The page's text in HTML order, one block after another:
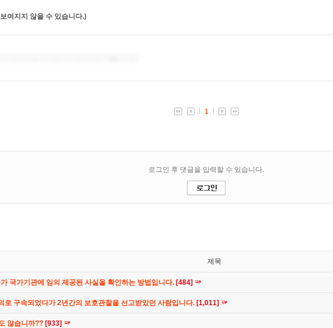
여지지 않을 수 있습니다.)
제목
국가기관에 임의 제공된 사실을 확인하는 방법입니다. [484]
로 구속되었다가 2년간의 보호관찰을 선고받았던 사람입니다. [1,011]
않습니까?? [933]